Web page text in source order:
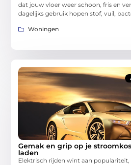
dat jouw vloer weer schoon, fris en
dagelijks gebruik hopen stof, vuil,
Woningen
Gemak en grip op je
laden
Elektrisch rijden wint aan